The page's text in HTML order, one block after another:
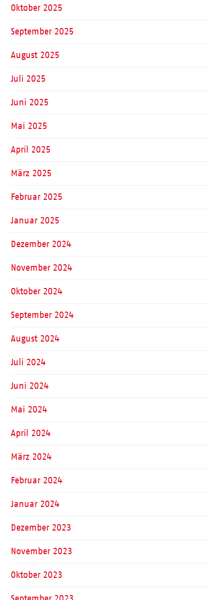
Oktober 2025
September 2025
August 2025
Juli 2025
Juni 2025
Mai 2025
April 2025
März 2025
Februar 2025
Januar 2025
Dezember 2024
November 2024
Oktober 2024
September 2024
August 2024
Juli 2024
Juni 2024
Mai 2024
April 2024
März 2024
Februar 2024
Januar 2024
Dezember 2023
November 2023
Oktober 2023